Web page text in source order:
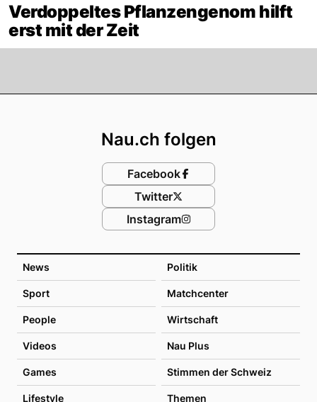
Verdoppeltes Pflanzengenom hilft
erst mit der Zeit
News Politik
Sport Matchcenter
People Wirtschaft
Videos Nau Plus
Games Stimmen der Schweiz
Lifestyle Themen
Nau.ch folgen
Facebook
Twitter
Instagram